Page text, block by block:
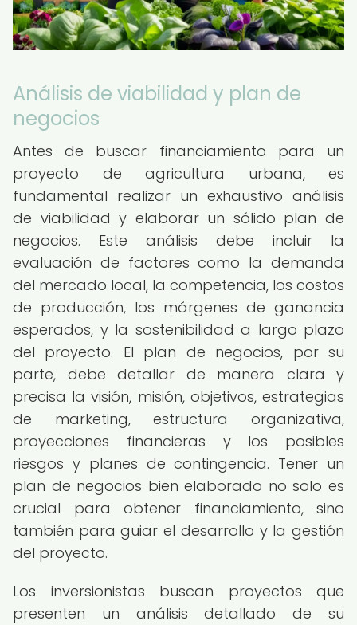
Análisis de viabilidad y plan de
negocios
Antes de buscar financiamiento para un
proyecto de agricultura urbana, es
fundamental realizar un exhaustivo análisis
de viabilidad y elaborar un sólido plan de
negocios. Este análisis debe incluir la
evaluación de factores como la demanda
del mercado local, la competencia, los costos
de producción, los márgenes de ganancia
esperados, y la sostenibilidad a largo plazo
del proyecto. El plan de negocios, por su
parte, debe detallar de manera clara y
precisa la visión, misión, objetivos, estrategias
de marketing, estructura organizativa,
proyecciones financieras y los posibles
riesgos y planes de contingencia. Tener un
plan de negocios bien elaborado no solo es
crucial para obtener financiamiento, sino
también para guiar el desarrollo y la gestión
del proyecto.
Los inversionistas buscan proyectos que
presenten un análisis detallado de su